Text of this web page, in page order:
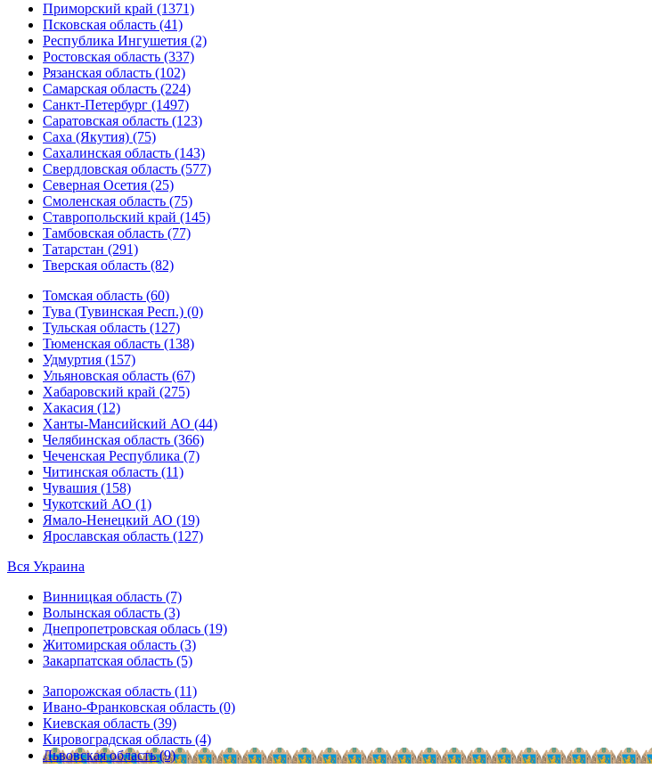
Приморский край (1371)
Псковская область (41)
Республика Ингушетия (2)
Ростовская область (337)
Рязанская область (102)
Самарская область (224)
Санкт-Петербург (1497)
Саратовская область (123)
Саха (Якутия) (75)
Сахалинская область (143)
Свердловская область (577)
Северная Осетия (25)
Смоленская область (75)
Ставропольский край (145)
Тамбовская область (77)
Татарстан (291)
Тверская область (82)
Томская область (60)
Тува (Тувинская Респ.) (0)
Тульская область (127)
Тюменская область (138)
Удмуртия (157)
Ульяновская область (67)
Хабаровский край (275)
Хакасия (12)
Ханты-Мансийский АО (44)
Челябинская область (366)
Чеченская Республика (7)
Читинская область (11)
Чувашия (158)
Чукотский АО (1)
Ямало-Ненецкий АО (19)
Ярославская область (127)
Вся Украина
Винницкая область (7)
Волынская область (3)
Днепропетровская облась (19)
Житомирская область (3)
Закарпатская область (5)
Запорожская область (11)
Ивано-Франковская область (0)
Киевская область (39)
Кировоградская область (4)
Львовская область (9)